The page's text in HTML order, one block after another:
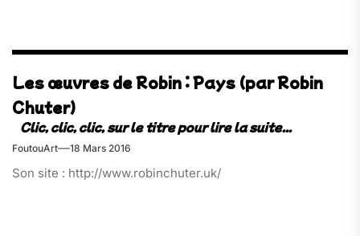
Les œuvres de Robin : Pays (par Robin
Chuter)
FoutouArt 18 Mars 2016
Son site : http://www.robinchuter.uk/